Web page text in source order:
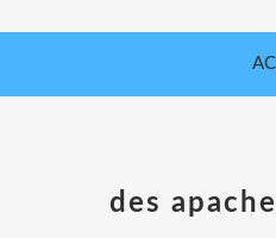
des